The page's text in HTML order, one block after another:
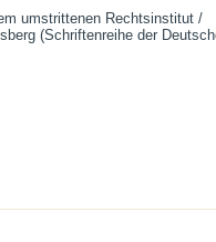
umstrittenen Rechtsinstitut /
(Schriftenreihe der